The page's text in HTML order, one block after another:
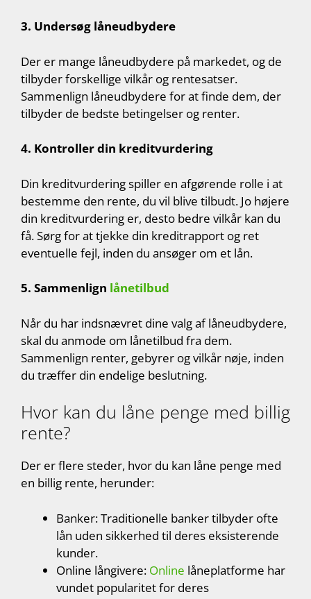
3. Undersøg låneudbydere
Der er mange låneudbydere på markedet, og de
tilbyder forskellige vilkår og rentesatser.
Sammenlign låneudbydere for at finde dem, der
tilbyder de bedste betingelser og renter.
4. Kontroller din kreditvurdering
Din kreditvurdering spiller en afgørende rolle i at
bestemme den rente, du vil blive tilbudt. Jo højere
din kreditvurdering er, desto bedre vilkår kan du
få. Sørg for at tjekke din kreditrapport og ret
eventuelle fejl, inden du ansøger om et lån.
5. Sammenlign lånetilbud
Når du har indsnævret dine valg af låneudbydere,
skal du anmode om lånetilbud fra dem.
Sammenlign renter, gebyrer og vilkår nøje, inden
du træffer din endelige beslutning.
Hvor kan du låne penge med billig
rente?
Der er flere steder, hvor du kan låne penge med
en billig rente, herunder:
Banker: Traditionelle banker tilbyder ofte
lån uden sikkerhed til deres eksisterende
kunder.
Online långivere: Online låneplatforme har
vundet popularitet for deres